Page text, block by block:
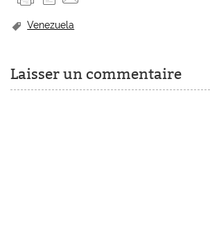
Venezuela
Laisser un commentaire